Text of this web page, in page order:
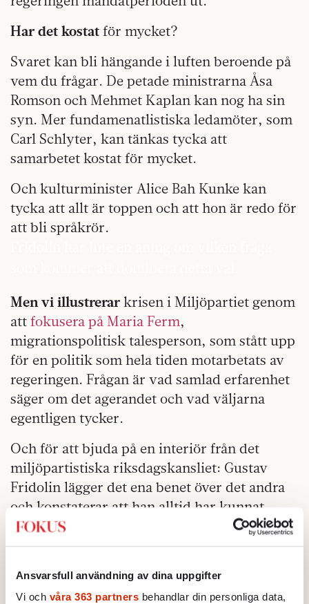
Ansvarsfull användning av dina uppgifter
Vi och våra 363 partners behandlar din personliga data,
Har det kostat för mycket?
Svaret kan bli hängande i luften beroende på
vem du frågar. De petade ministrarna Åsa
Romson och Mehmet Kaplan kan nog ha sin
syn. Mer fundamenatlistiska ledamöter, som
Carl Schlyter, kan tänkas tycka att
samarbetet kostat för mycket.
Och kulturminister Alice Bah Kunke kan
tycka att allt är toppen och att hon är redo för
att bli språkrör.
Men vi illustrerar krisen i Miljöpartiet genom
att fokusera på Maria Ferm,
migrationspolitisk talesperson, som stått upp
för en politik som hela tiden motarbetats av
regeringen. Frågan är vad samlad erfarenhet
säger om det agerandet och vad väljarna
egentligen tycker.
Och för att bjuda på en interiör från det
miljöpartistiska riksdagskansliet: Gustav
Fridolin lägger det ena benet över det andra
och konstaterar att han alltid har kunnat
förutspå trender i debatten men att han inte
har en aning om vilken fråga som kommer att
Trump bli president?